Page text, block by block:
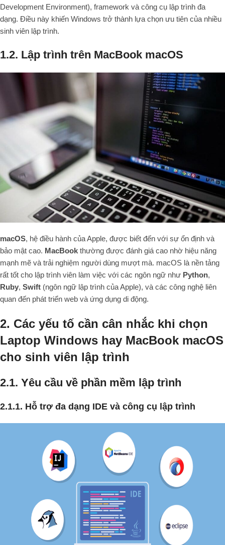
Development Environment), framework và công cụ lập trình đa
dạng. Điều này khiến Windows trở thành lựa chọn ưu tiên của nhiều
sinh viên lập trình.
1.2. Lập trình trên MacBook macOS
macOS, hệ điều hành của Apple, được biết đến với sự ổn định và
bảo mật cao. MacBook thường được đánh giá cao nhờ hiệu năng
mạnh mẽ và trải nghiệm người dùng mượt mà. macOS là nền tảng
rất tốt cho lập trình viên làm việc với các ngôn ngữ như Python,
Ruby, Swift (ngôn ngữ lập trình của Apple), và các công nghệ liên
quan đến phát triển web và ứng dụng di động.
2. Các yếu tố cần cân nhắc khi chọn
Laptop Windows hay MacBook macOS
cho sinh viên lập trình
2.1. Yêu cầu về phần mềm lập trình
2.1.1. Hỗ trợ đa dạng IDE và công cụ lập trình